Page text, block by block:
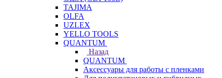
TAJIMA
OLFA
UZLEX
YELLO TOOLS
QUANTUM
Назад
QUANTUM
Аксессуары для работы с пленками